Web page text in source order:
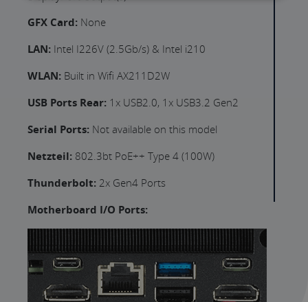
GFX Card: None
LAN: Intel I226V (2.5Gb/s) & Intel i210
WLAN: Built in Wifi AX211D2W
USB Ports Rear: 1x USB2.0, 1x USB3.2 Gen2
Serial Ports: Not available on this model
Netzteil: 802.3bt PoE++ Type 4 (100W)
Thunderbolt: 2x Gen4 Ports
Motherboard I/O Ports: